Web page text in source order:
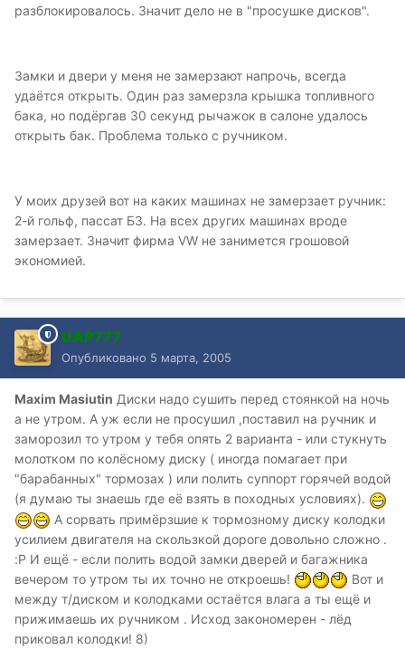
разблокировалось. Значит дело не в "просушке дисков".
Замки и двери у меня не замерзают напрочь, всегда
удаётся открыть. Один раз замерзла крышка топливного
бака, но подёргав 30 секунд рычажок в салоне удалось
открыть бак. Проблема только с ручником.
У моих друзей вот на каких машинах не замерзает ручник:
2-й гольф, пассат Б3. На всех других машинах вроде
замерзает. Значит фирма VW не занимется грошовой
экономией.
UAP777
Опубликовано 5 марта, 2005
Maxim Masiutin Диски надо сушить перед стоянкой на ночь
а не утром. А уж если не просушил ,поставил на ручник и
заморозил то утром у тебя опять 2 варианта - или стукнуть
молотком по колёсному диску ( иногда помагает при
"барабанных" тормозах ) или полить суппорт горячей водой
(я думаю ты знаешь где её взять в походных условиях).
А сорвать примёрзшие к тормозному диску колодки
усилием двигателя на скользкой дороге довольно сложно .
:P И ещё - если полить водой замки дверей и багажника
вечером то утром ты их точно не откроешь!
Вот и
между т/диском и колодками остаётся влага а ты ещё и
прижимаешь их ручником . Исход закономерен - лёд
приковал колодки! 8)